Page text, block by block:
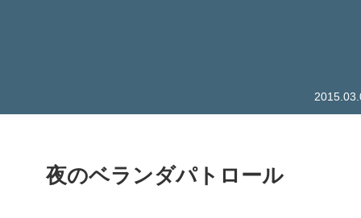
夜のベランダパトロール